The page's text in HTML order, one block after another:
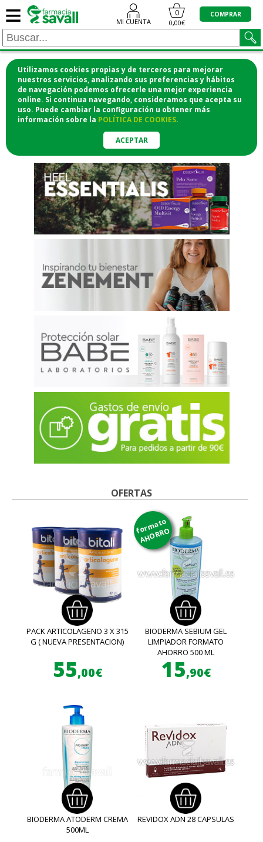
Utilizamos cookies propias y de terceros para mejorar
nuestros servicios, analizando sus preferencias y hábitos
de navegación podemos ofrecerle una mejor experiencia
online. Si continua navegando, consideramos que acepta su
uso. Puede cambiar la configuración u obtener más
información sobre la POLÍTICA DE COOKIES.
ACEPTAR
≡ MI CUENTA
0
0,00€
COMPRAR
¡COMPRA CÓMODAMENTE
DESDE CASA Y RECOGE EN LA
FARMACIA!o si lo prefieres te lo mandamos
a casa
OFERTAS
PACK ARTICOLAGENO 3 X 315
G ( NUEVA PRESENTACION)
55,00€
formato
AHORRO
BIODERMA SEBIUM GEL
LIMPIADOR FORMATO
AHORRO 500 ML
15,90€
BIODERMA ATODERM CREMA
500ML
REVIDOX ADN 28 CAPSULAS